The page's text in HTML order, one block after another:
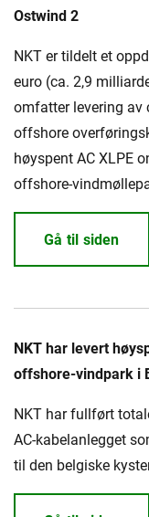
Ostwind 2
NKT er tildelt et
euro (ca. 2,9
omfatter levering av
offshore
høyspent AC XLPE
offshore-
Gå til siden
NKT har levert
offshore-vindpark i
NKT har fullført
AC-kabelanlegget
til den belgiske